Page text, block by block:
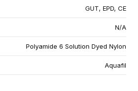
GUT, EPD, CE
N/A
Polyamide 6 Solution Dyed Nylon
Aquafil